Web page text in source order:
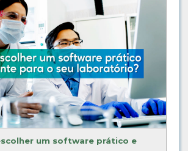
um software prático e